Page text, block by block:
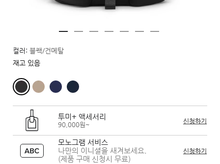
컬러: 블랙/건메탈
재고 있음
투미+ 액세서리
90,000원~ 신청하기
모노그램 서비스
나만의 이니셜을 새겨보세요.
(제품 구매 신청시 무료)
신청하기